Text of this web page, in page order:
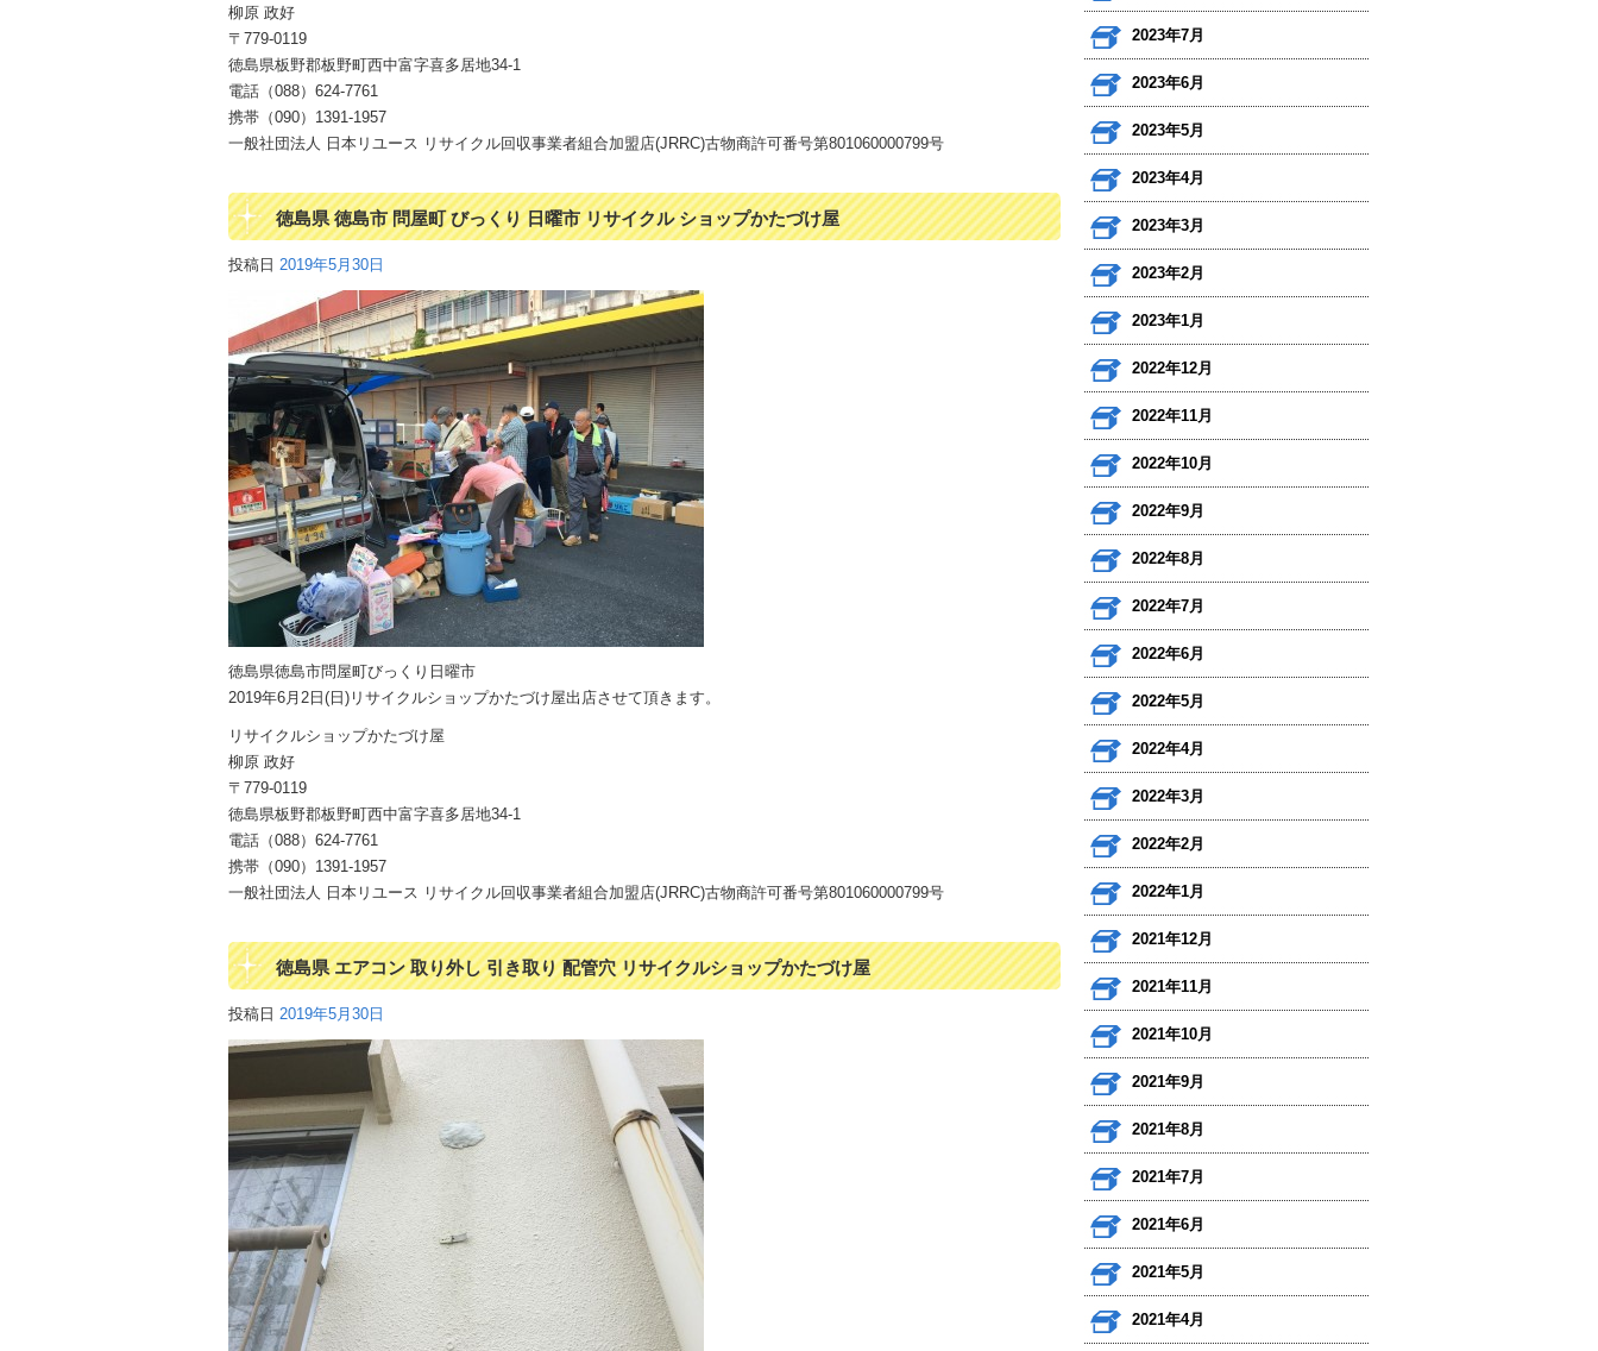
柳原 政好
〒779-0119
徳島県板野郡板野町西中富字喜多居地34-1
電話（088）624-7761
携帯（090）1391-1957
一般社団法人 日本リユース リサイクル回収事業者組合加盟店(JRRC)古物商許可番号第801060000799号
徳島県 徳島市 問屋町 びっくり 日曜市 リサイクル ショップかたづけ屋
投稿日 2019年5月30日
徳島県徳島市問屋町びっくり日曜市
2019年6月2日(日)リサイクルショップかたづけ屋出店させて頂きます。
リサイクルショップかたづけ屋
柳原 政好
〒779-0119
徳島県板野郡板野町西中富字喜多居地34-1
電話（088）624-7761
携帯（090）1391-1957
一般社団法人 日本リユース リサイクル回収事業者組合加盟店(JRRC)古物商許可番号第801060000799号
徳島県 エアコン 取り外し 引き取り 配管穴 リサイクルショップかたづけ屋
投稿日 2019年5月30日
2023年7月
2023年6月
2023年5月
2023年4月
2023年3月
2023年2月
2023年1月
2022年12月
2022年11月
2022年10月
2022年9月
2022年8月
2022年7月
2022年6月
2022年5月
2022年4月
2022年3月
2022年2月
2022年1月
2021年12月
2021年11月
2021年10月
2021年9月
2021年8月
2021年7月
2021年6月
2021年5月
2021年4月